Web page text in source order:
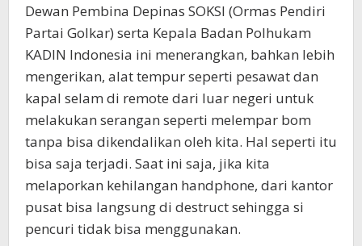
Dewan Pembina Depinas SOKSI (Ormas Pendiri
Partai Golkar) serta Kepala Badan Polhukam
KADIN Indonesia ini menerangkan, bahkan lebih
mengerikan, alat tempur seperti pesawat dan
kapal selam di remote dari luar negeri untuk
melakukan serangan seperti melempar bom
tanpa bisa dikendalikan oleh kita. Hal seperti itu
bisa saja terjadi. Saat ini saja, jika kita
melaporkan kehilangan handphone, dari kantor
pusat bisa langsung di destruct sehingga si
pencuri tidak bisa menggunakan.